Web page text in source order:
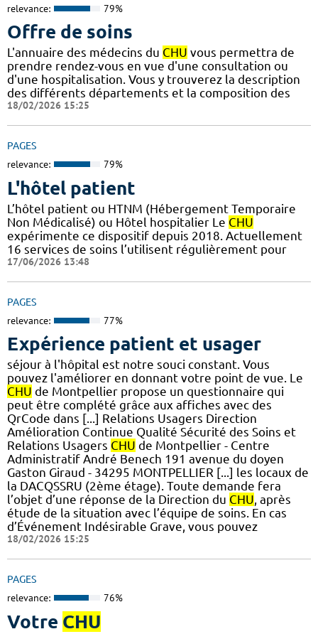
relevance: 79%
Offre de soins
L'annuaire des médecins du CHU vous permettra de
prendre rendez-vous en vue d'une consultation ou
d'une hospitalisation. Vous y trouverez la description
des différents départements et la composition des
18/02/2026 15:25
PAGES
relevance: 79%
L'hôtel patient
L’hôtel patient ​​ou HTNM (Hébergement Temporaire
Non Médicalisé)​​​​​​ ou Hôtel hospitalier Le CHU
expérimente ce dispositif depuis 2018. Actuellement
16 services de soins l’utilisent régulièrement pour
17/06/2026 13:48
PAGES
relevance: 77%
Expérience patient et usager
séjour à l'hôpital est notre souci constant. Vous
pouvez l'améliorer en donnant votre point de vue. Le
CHU de Montpellier propose un questionnaire qui
peut être complété grâce aux affiches avec des
QrCode dans [...] Relations Usagers Direction
Amélioration Continue Qualité Sécurité des Soins et
Relations Usagers CHU de Montpellier - Centre
Administratif André Benech 191 avenue du doyen
Gaston Giraud - 34295 MONTPELLIER [...] les locaux de
la DACQSSRU (2ème étage). Toute demande fera
l’objet d’une réponse de la Direction du CHU, après
étude de la situation avec l’équipe de soins. En cas
d’Événement Indésirable Grave, vous pouvez
18/02/2026 15:25
PAGES
relevance: 76%
Votre CHU